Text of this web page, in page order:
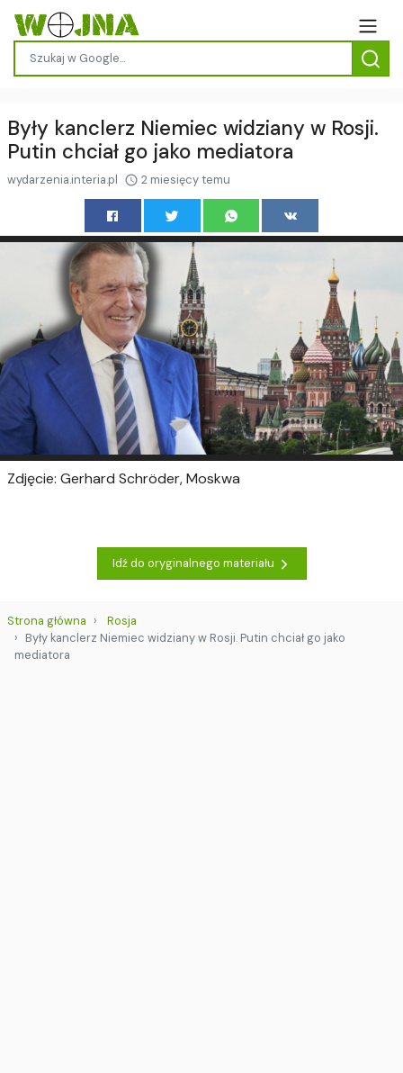
Były kanclerz Niemiec widziany w Rosji.
Putin chciał go jako mediatora
wydarzenia.interia.pl 2 miesięcy temu
Zdjęcie: Gerhard Schröder, Moskwa
Idź do oryginalnego materiału
Strona główna
Rosja
Były kanclerz Niemiec widziany w Rosji. Putin chciał go jako
mediatora